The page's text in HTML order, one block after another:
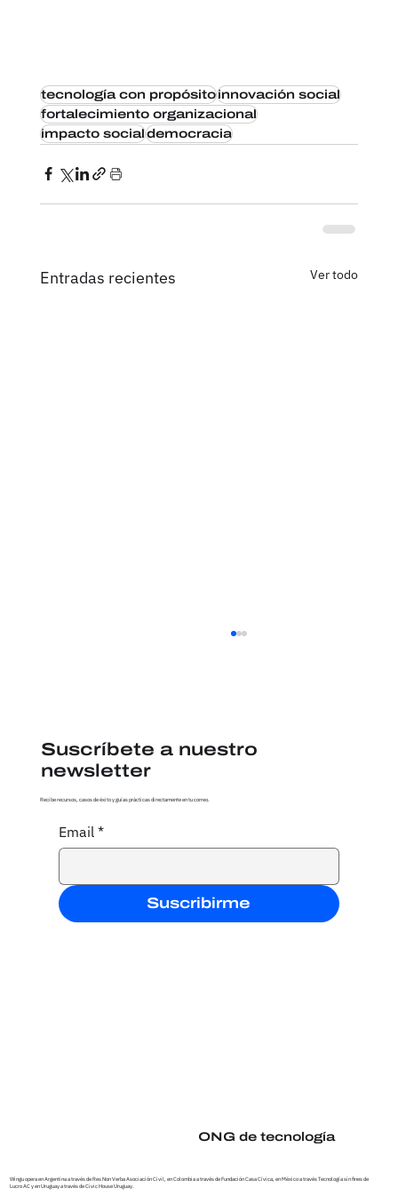
tecnología con propósitoinnovación social
fortalecimiento organizacional
impacto socialdemocracia
Entradas recientes Ver todo
Gestión de fondos en ONGs: de
planillas dispersas a utilizar
ONG de tecnología
Wingu opera en Argentina a través de Res Non Verba Asociación Civil, en Colombia a través de Fundación Casa Cívica, en México a través Tecnología sin fines de
Lucro AC y en Uruguay a través de Civic House Uruguay.
Suscríbete a nuestro
newsletter
Recibe recursos, casos de éxito y guías prácticas directamente en tu correo.
Email *
Suscribirme